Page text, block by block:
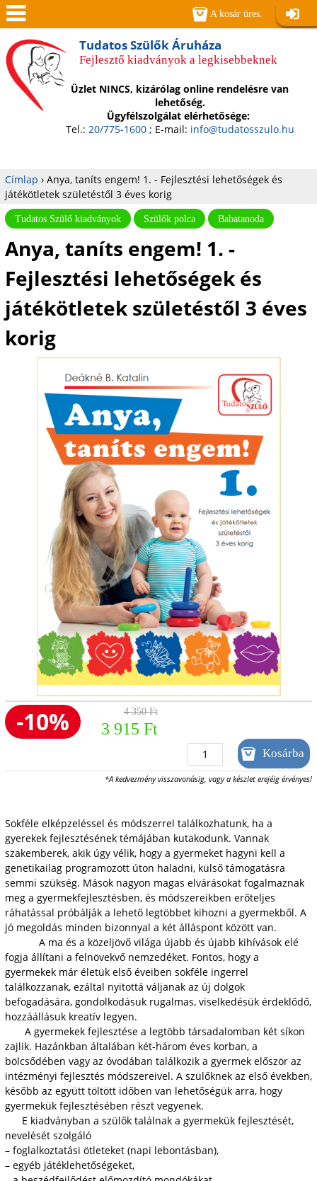
Jump to navigation
Tudatos Szülők Áruháza
Fejlesztő kiadványok a legkisebbeknek
Üzlet NINCS, kizárólag online rendelésre van
lehetőség.
Ügyfélszolgálat elérhetősége:
Tel.: 20/775-1600; E-mail: info@tudatosszulo.hu
Jelenlegi
hely
Címlap › Anya, taníts engem! 1. - Fejlesztési lehetőségek és
játékötletek születéstől 3 éves korig
Tudatos Szülő kiadványok Szülők polca Babatanoda
Anya, taníts engem! 1. -
Fejlesztési lehetőségek és
játékötletek születéstől 3 éves
korig
-10% 4 350 Ft
3 915 Ft
*A kedvezmény visszavonásig, vagy a készlet erejéig érvényes!
Sokféle elképzeléssel és módszerrel találkozhatunk, ha a
gyerekek fejlesztésének témájában kutakodunk. Vannak
szakemberek, akik úgy vélik, hogy a gyermeket hagyni kell a
genetikailag programozott úton haladni, külső támogatásra
semmi szükség. Mások nagyon magas elvárásokat fogalmaznak
meg a gyermekfejlesztésben, és módszereikben erőteljes
ráhatással próbálják a lehető legtöbbet kihozni a gyermekből. A
jó megoldás minden bizonnyal a két álláspont között van.
A ma és a közeljövő világa újabb és újabb kihívások elé
fogja állítani a felnövekvő nemzedéket. Fontos, hogy a
gyermekek már életük első éveiben sokféle ingerrel
találkozzanak, ezáltal nyitottá váljanak az új dolgok
befogadására, gondolkodásuk rugalmas, viselkedésük érdeklődő,
hozzáállásuk kreatív legyen.
A gyermekek fejlesztése a legtöbb társadalomban két síkon
zajlik. Hazánkban általában két-három éves korban, a
bölcsődében vagy az óvodában találkozik a gyermek először az
intézményi fejlesztés módszereivel. A szülőknek az első években,
később az együtt töltött időben van lehetőségük arra, hogy
gyermekük fejlesztésében részt vegyenek.
E kiadványban a szülők találnak a gyermekük fejlesztését,
nevelését szolgáló
– foglalkoztatási ötleteket (napi lebontásban),
– egyéb játéklehetőségeket,
A kosár üres.
Men
ü